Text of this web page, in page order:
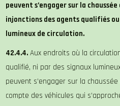
peuvent s’engager sur la
injonctions des agents qualifiés
lumineux de circulation.
42.4.4. Aux endroits où la
qualifié, ni par des signaux
peuvent s’engager sur la
compte des véhicules qui